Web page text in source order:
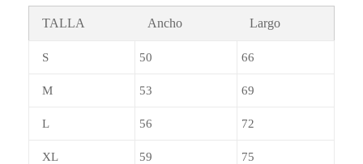
TALLA Ancho Largo
S 50 66
M 53 69
L 56 72
XL 59 75